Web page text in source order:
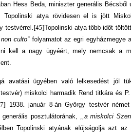
Hess Beda, miniszter generális
Topolinski atya rövidesen el is jött
testvérrel.[45]Topolinski atya több időt
culto”folyamatot az egri egyházmegye
kell a nagy ügyéért, mely nemcsak a
avatási ügyében való lelkesedést jól
testvér) miskolci harmadik Rend titkára és
1938. január 8-án György testvér
posztulátorának,
,,a miskolci
Topolinski atyának elújságolja azt az